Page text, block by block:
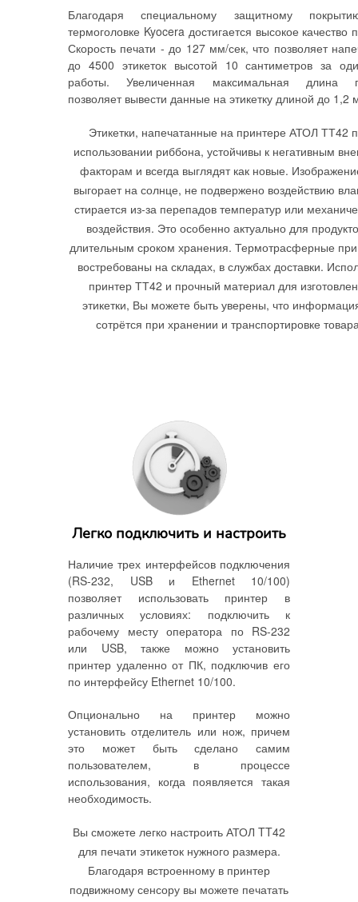
Благодаря специальному защитному
термоголовке Kyocera достигается высокое качество
Скорость печати - до 127 мм/сек, что позволяет
до 4500 этикеток высотой 10 сантиметров за
работы. Увеличенная максимальная длина
позволяет вывести данные на этикетку длиной до 1,2
Этикетки, напечатанные на принтере АТОЛ ТТ42
использовании риббона, устойчивы к негативным
факторам и всегда выглядят как новые.
выгорает на солнце, не подвержено воздействию
стирается из-за перепадов температур или
воздействия. Это особенно актуально для
длительным сроком хранения. Термотрасферные
востребованы на складах, в службах доставки.
принтер ТТ42 и прочный материал для
этикетки, Вы можете быть уверены, что
сотрётся при хранении и транспортировке
Легко подключить и настроить
Наличие трех интерфейсов подключения
(RS-232, USB и Ethernet 10/100)
позволяет использовать принтер в
различных условиях: подключить к
рабочему месту оператора по RS-232
или USB, также можно установить
принтер удаленно от ПК, подключив его
по интерфейсу Ethernet 10/100.
Опционально на принтер можно
установить отделитель или нож, причем
это может быть сделано самим
пользователем, в процессе
использования, когда появляется такая
необходимость.
Вы сможете легко настроить АТОЛ TT42
для печати этикеток нужного размера.
Благодаря встроенному в принтер
подвижному сенсору вы можете печатать